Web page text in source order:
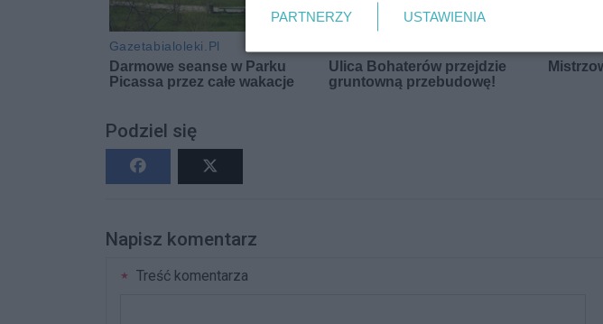
Podziel się
Napisz komentarz
Treść komentarza
PARTNERZY USTAWIENIA